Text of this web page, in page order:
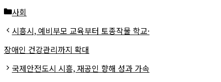
카
테
고
리
사회
시흥시, 예비부모 교육부터 토종작물 학교·
장애인 건강관리까지 확대
국제안전도시 시흥, 재공인 향해 성과 가속